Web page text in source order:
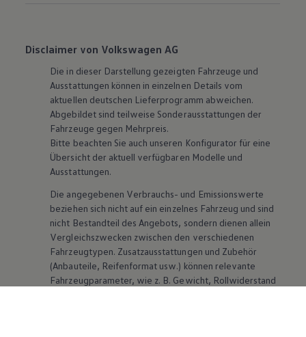
Disclaimer von Volkswagen AG
Die in dieser Darstellung gezeigten Fahrzeuge und
Ausstattungen können in einzelnen Details vom
aktuellen deutschen Lieferprogramm abweichen.
Abgebildet sind teilweise Sonderausstattungen der
Fahrzeuge gegen Mehrpreis.
Bitte beachten Sie auch unseren Konfigurator für eine
Übersicht der aktuell verfügbaren Modelle und
Ausstattungen.
Die angegebenen Verbrauchs- und Emissionswerte
beziehen sich nicht auf ein einzelnes Fahrzeug und sind
nicht Bestandteil des Angebots, sondern dienen allein
Vergleichszwecken zwischen den verschiedenen
Fahrzeugtypen. Zusatzausstattungen und Zubehör
(Anbauteile, Reifenformat usw.) können relevante
Fahrzeugparameter, wie z. B. Gewicht, Rollwiderstand